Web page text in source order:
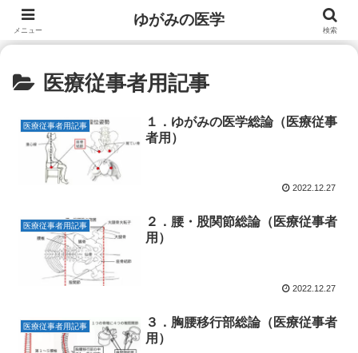
医療従事者用記事
医療従事者用記事
１．ゆがみの医学総論（医療従事
者用）
2022.12.27
医療従事者用記事
２．腰・股関節総論（医療従事者
用）
2022.12.27
医療従事者用記事
３．胸腰移行部総論（医療従事者
用）
メニュー
ゆがみの医学
検索